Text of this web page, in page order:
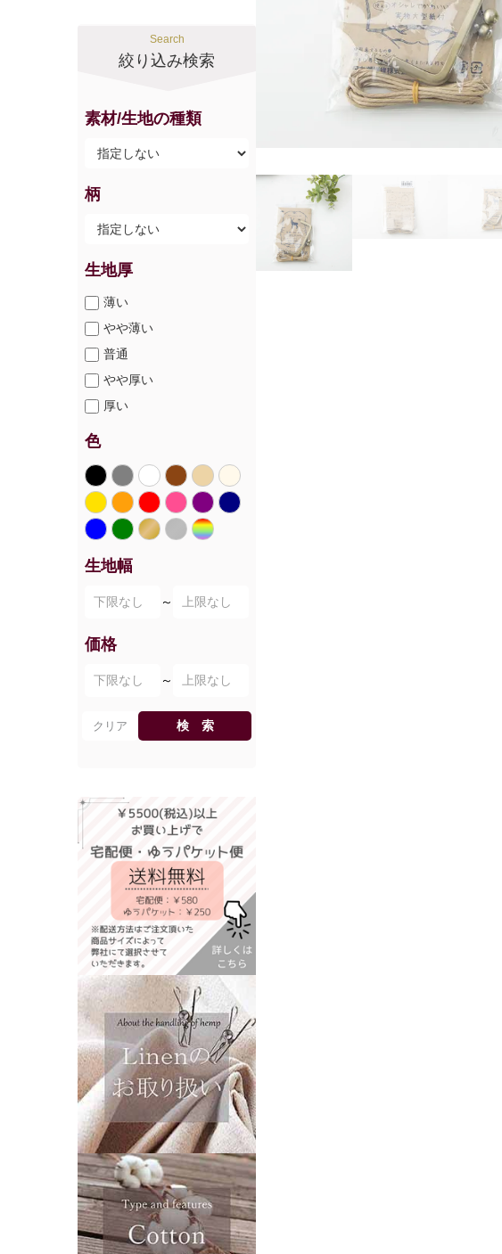
Search
絞り込み検索
素材/生地の種類
柄
生地厚
薄い
やや薄い
普通
やや厚い
厚い
色
生地幅
～
価格
～
クリア 検 索